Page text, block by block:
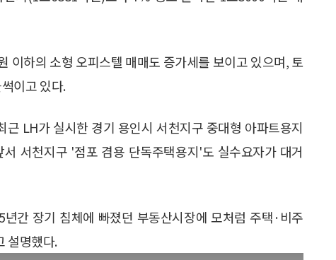
이하의 소형 오피스텔 매매도 증가세를 보이고 있으며, 토
이고 있다.
LH가 실시한 경기 용인시 서천지구 중대형 아파트용지
서천지구 '점포 겸용 단독주택용지'도 실수요자가 대거
간 장기 침체에 빠졌던 부동산시장에 모처럼 주택·비주
설명했다.